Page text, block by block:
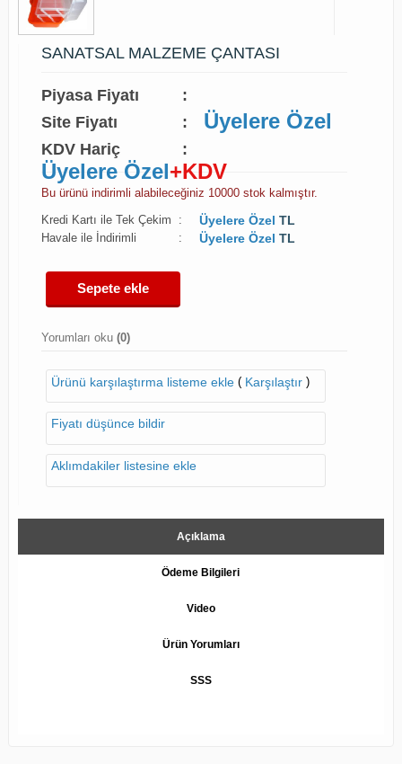
SANATSAL MALZEME ÇANTASI
Piyasa Fiyatı
:
Site Fiyatı
: Üyelere Özel
KDV Hariç :
Üyelere Özel+KDV
Bu ürünü indirimli alabileceğiniz 10000 stok kalmıştır.
Kredi Kartı ile Tek Çekim
: Üyelere Özel TL
Havale ile İndirimli : Üyelere Özel TL
Sepete ekle
Yorumları oku (0)
Ürünü karşılaştırma listeme ekle( Karşılaştır)
Fiyatı düşünce bildir
Aklımdakiler listesine ekle
Açıklama
Ödeme Bilgileri
Video
Ürün Yorumları
SSS